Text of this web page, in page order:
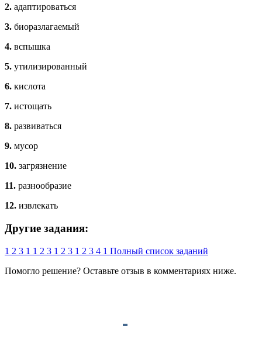
2. адаптироваться
3. биоразлагаемый
4. вспышка
5. утилизированный
6. кислота
7. истощать
8. развиваться
9. мусор
10. загрязнение
11. разнообразие
12. извлекать
Другие задания:
1 2 3 1 1 2 3 1 2 3 1 2 3 4 1 Полный список заданий
Помогло решение? Оставьте отзыв в комментариях ниже.